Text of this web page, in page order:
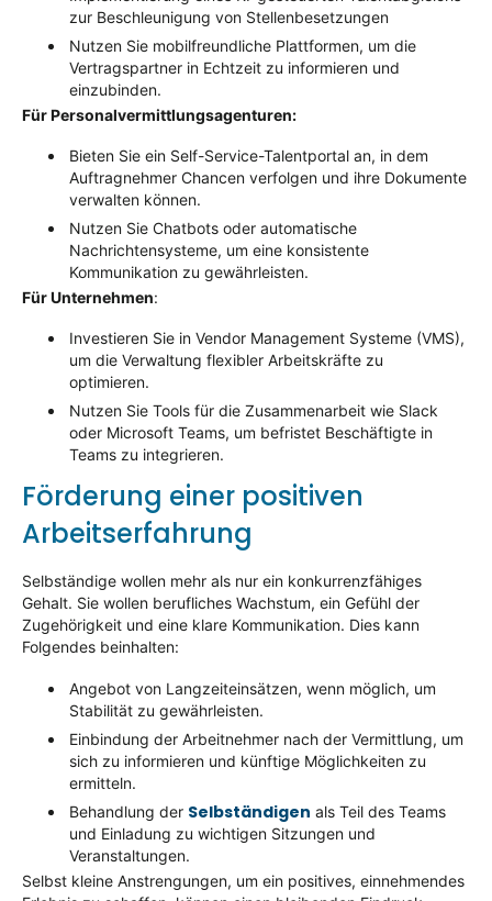
zur Beschleunigung von Stellenbesetzungen
Nutzen Sie mobilfreundliche Plattformen, um die
Vertragspartner in Echtzeit zu informieren und
einzubinden.
Für Personalvermittlungsagenturen:
Bieten Sie ein Self-Service-Talentportal an, in dem
Auftragnehmer Chancen verfolgen und ihre Dokumente
verwalten können.
Nutzen Sie Chatbots oder automatische
Nachrichtensysteme, um eine konsistente
Kommunikation zu gewährleisten.
Für Unternehmen:
Investieren Sie in Vendor Management Systeme (VMS),
um die Verwaltung flexibler Arbeitskräfte zu
optimieren.
Nutzen Sie Tools für die Zusammenarbeit wie Slack
oder Microsoft Teams, um befristet Beschäftigte in
Teams zu integrieren.
Förderung einer positiven
Arbeitserfahrung
Selbständige wollen mehr als nur ein konkurrenzfähiges
Gehalt. Sie wollen berufliches Wachstum, ein Gefühl der
Zugehörigkeit und eine klare Kommunikation. Dies kann
Folgendes beinhalten:
Angebot von Langzeiteinsätzen, wenn möglich, um
Stabilität zu gewährleisten.
Einbindung der Arbeitnehmer nach der Vermittlung, um
sich zu informieren und künftige Möglichkeiten zu
ermitteln.
Behandlung der Selbständigen als Teil des Teams
und Einladung zu wichtigen Sitzungen und
Veranstaltungen.
Selbst kleine Anstrengungen, um ein positives, einnehmendes